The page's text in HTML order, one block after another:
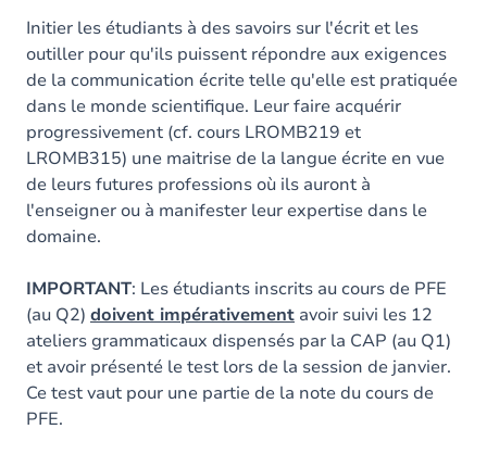
Exercices
Initier les étudiants à des savoirs sur l'écrit et les
outiller pour qu'ils puissent répondre aux exigences
de la communication écrite telle qu'elle est pratiquée
dans le monde scientifique. Leur faire acquérir
progressivement (cf. cours LROMB219 et
LROMB315) une maitrise de la langue écrite en vue
de leurs futures professions où ils auront à
l'enseigner ou à manifester leur expertise dans le
domaine.
IMPORTANT: Les étudiants inscrits au cours de PFE
(au Q2) doivent impérativement avoir suivi les 12
ateliers grammaticaux dispensés par la CAP (au Q1)
et avoir présenté le test lors de la session de janvier.
Ce test vaut pour une partie de la note du cours de
PFE.